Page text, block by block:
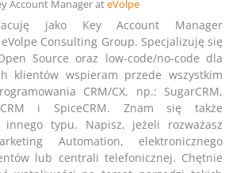
Account ManagerateVolpe
jako Key Account Manager
Consulting Group. Specjalizuję się
Source oraz low-code/no-code dla
klientów wspieram przede wszystkim
CRM/CX, np.: SugarCRM,
i SpiceCRM. Znam się także
innego typu. Napisz, jeżeli rozważasz
Automation, elektronicznego
lub centrali telefonicznej. Chętnie